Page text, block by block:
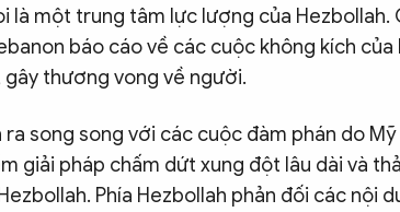
là một trung tâm lực lượng của Hezbollah.
báo cáo về các cuộc không kích của
gây thương vong về người.
song song với các cuộc đàm phán do
giải pháp chấm dứt xung đột lâu dài và
Phía Hezbollah phản đối các nội